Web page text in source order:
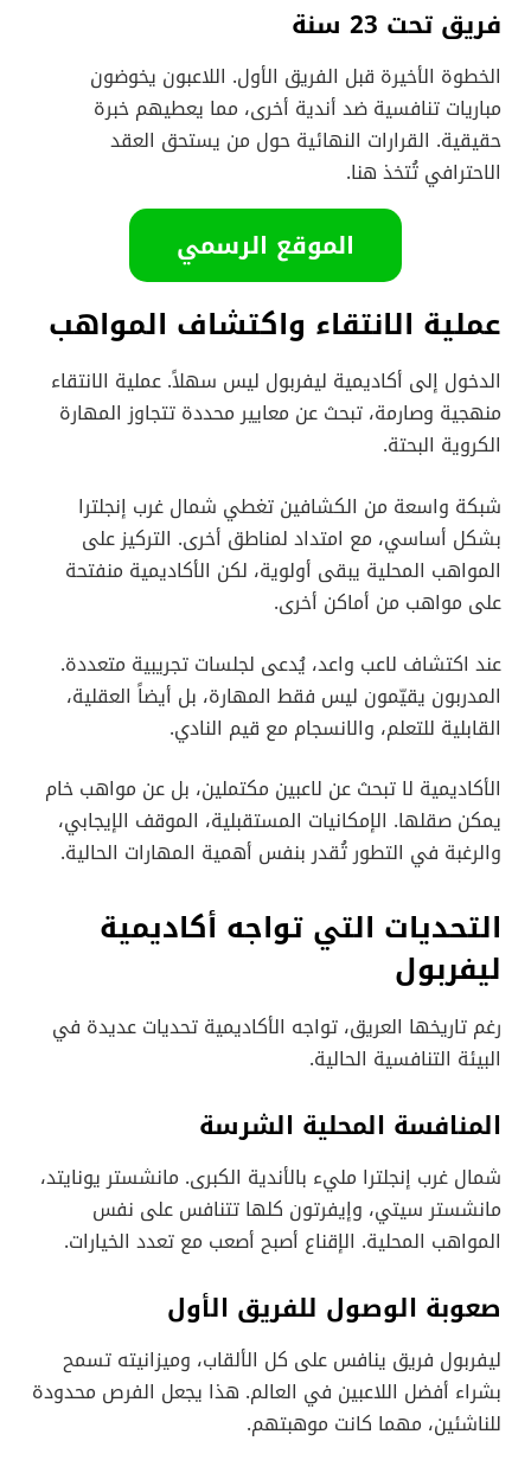
فريق تحت 23 سنة
الخطوة الأخيرة قبل الفريق الأول. اللاعبون يخوضون
مباريات تنافسية ضد أندية أخرى، مما يعطيهم خبرة
حقيقية. القرارات النهائية حول من يستحق العقد
الاحترافي تُتخذ هنا.
الموقع الرسمي
عملية الانتقاء واكتشاف المواهب
الدخول إلى أكاديمية ليفربول ليس سهلاً. عملية الانتقاء
منهجية وصارمة، تبحث عن معايير محددة تتجاوز المهارة
الكروية البحتة.
شبكة واسعة من الكشافين تغطي شمال غرب إنجلترا
بشكل أساسي، مع امتداد لمناطق أخرى. التركيز على
المواهب المحلية يبقى أولوية، لكن الأكاديمية منفتحة
على مواهب من أماكن أخرى.
عند اكتشاف لاعب واعد، يُدعى لجلسات تجريبية متعددة.
المدربون يقيّمون ليس فقط المهارة، بل أيضاً العقلية،
القابلية للتعلم، والانسجام مع قيم النادي.
الأكاديمية لا تبحث عن لاعبين مكتملين، بل عن مواهب خام
يمكن صقلها. الإمكانيات المستقبلية، الموقف الإيجابي،
والرغبة في التطور تُقدر بنفس أهمية المهارات الحالية.
التحديات التي تواجه أكاديمية
ليفربول
رغم تاريخها العريق، تواجه الأكاديمية تحديات عديدة في
البيئة التنافسية الحالية.
المنافسة المحلية الشرسة
شمال غرب إنجلترا مليء بالأندية الكبرى. مانشستر يونايتد،
مانشستر سيتي، وإيفرتون كلها تتنافس على نفس
المواهب المحلية. الإقناع أصبح أصعب مع تعدد الخيارات.
صعوبة الوصول للفريق الأول
ليفربول فريق ينافس على كل الألقاب، وميزانيته تسمح
بشراء أفضل اللاعبين في العالم. هذا يجعل الفرص محدودة
للناشئين، مهما كانت موهبتهم.